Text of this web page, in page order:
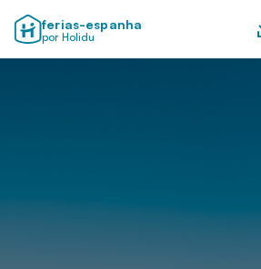
ferias-espanha
por Holidu